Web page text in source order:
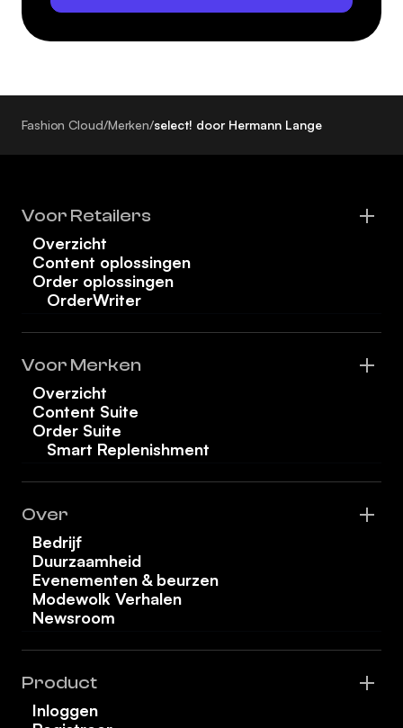
Fashion Cloud/Merken/select! door Hermann Lange
Voor Retailers
Overzicht
Content oplossingen
Order oplossingen
OrderWriter
Voor Merken
Overzicht
Content Suite
Order Suite
Smart Replenishment
Over
Bedrijf
Duurzaamheid
Evenementen & beurzen
Modewolk Verhalen
Newsroom
Product
Inloggen